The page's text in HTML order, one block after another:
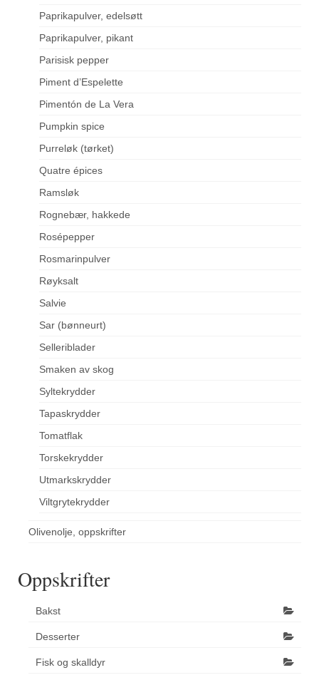
Paprikapulver, edelsøtt
Paprikapulver, pikant
Parisisk pepper
Piment d’Espelette
Pimentón de La Vera
Pumpkin spice
Purreløk (tørket)
Quatre épices
Ramsløk
Rognebær, hakkede
Rosépepper
Rosmarinpulver
Røyksalt
Salvie
Sar (bønneurt)
Selleriblader
Smaken av skog
Syltekrydder
Tapaskrydder
Tomatflak
Torskekrydder
Utmarkskrydder
Viltgrytekrydder
Olivenolje, oppskrifter
Oppskrifter
Bakst
Desserter
Fisk og skalldyr